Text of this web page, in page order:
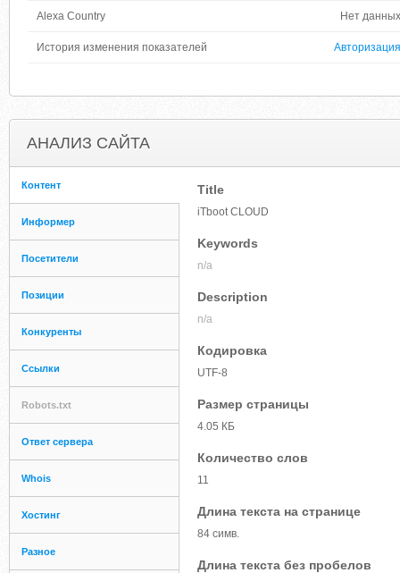
Alexa Country Нет данных
История изменения показателей Авторизация
АНАЛИЗ САЙТА
Контент
Информер
Посетители
Позиции
Конкуренты
Ссылки
Robots.txt
Ответ сервера
Whois
Хостинг
Разное
Title
iTboot CLOUD
Keywords
n/a
Description
n/a
Кодировка
UTF-8
Размер страницы
4.05 КБ
Количество слов
11
Длина текста на странице
84 симв.
Длина текста без пробелов